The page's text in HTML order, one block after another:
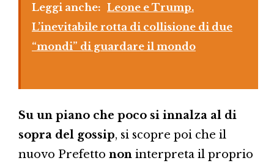
Leggi anche: Leone e Trump.
L’inevitabile rotta di collisione di due
“mondi” di guardare il mondo
Su un piano che poco si innalza al di
sopra del gossip, si scopre poi che il
nuovo Prefetto non interpreta il proprio